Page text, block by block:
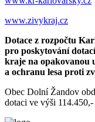
www.zivykraj.cz
Dotace z rozpočtu
pro poskytování
kraje na opakovanou
a ochranu lesa proti
Obec Dolní Žandov
dotaci ve výši